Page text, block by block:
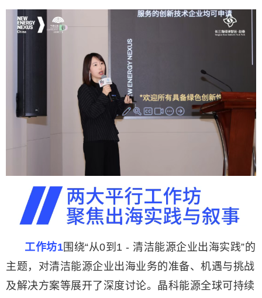
工作坊1围绕“从0到1 - 清洁能源企业出海实践”的
主题，对清洁能源企业出海业务的准备、机遇与挑战
及解决方案等展开了深度讨论。晶科能源全球可持续